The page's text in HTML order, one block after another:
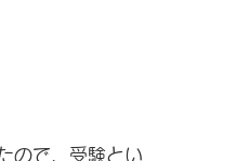
ので、受験とい